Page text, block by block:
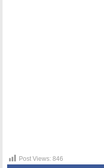
Post Views: 846